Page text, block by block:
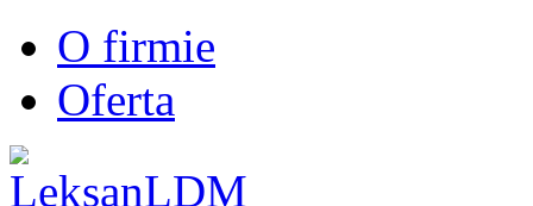
O firmie
Oferta